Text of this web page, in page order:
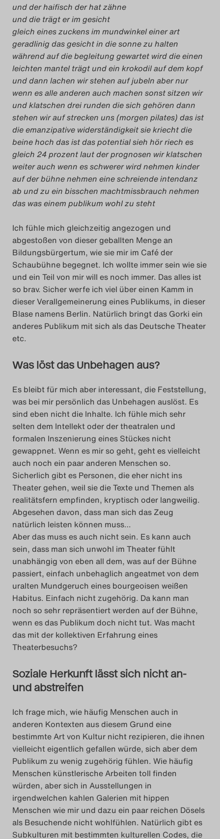
und der haifisch der hat zähne
und die trägt er im gesicht
gleich eines zuckens im mundwinkel einer art
geradlinig das gesicht in die sonne zu halten
während auf die begleitung gewartet wird die einen
leichten mantel trägt und ein krokodil auf dem kopf
und dann lachen wir stehen auf jubeln aber nur
wenn es alle anderen auch machen sonst sitzen wir
und klatschen drei runden die sich gehören dann
stehen wir auf strecken uns (morgen pilates) das ist
die emanzipative widerständigkeit sie kriecht die
beine hoch das ist das potential sieh hör riech es
gleich 24 prozent laut der prognosen wir klatschen
weiter auch wenn es schwerer wird nehmen kinder
auf der bühne nehmen eine schreiende intendanz
ab und zu ein bisschen machtmissbrauch nehmen
das was einem publikum wohl zu steht
Ich fühle mich gleichzeitig angezogen und
abgestoßen von dieser geballten Menge an
Bildungsbürgertum, wie sie mir im Café der
Schaubühne begegnet. Ich wollte immer sein wie sie
und ein Teil von mir will es noch immer. Das alles ist
so brav. Sicher werfe ich viel über einen Kamm in
dieser Verallgemeinerung eines Publikums, in dieser
Blase namens Berlin. Natürlich bringt das Gorki ein
anderes Publikum mit sich als das Deutsche Theater
etc.
Was löst das Unbehagen aus?
Es bleibt für mich aber interessant, die Feststellung,
was bei mir persönlich das Unbehagen auslöst. Es
sind eben nicht die Inhalte. Ich fühle mich sehr
selten dem Intellekt oder der theatralen und
formalen Inszenierung eines Stückes nicht
gewappnet. Wenn es mir so geht, geht es vielleicht
auch noch ein paar anderen Menschen so.
Sicherlich gibt es Personen, die eher nicht ins
Theater gehen, weil sie die Texte und Themen als
realitätsfern empfinden, kryptisch oder langweilig.
Abgesehen davon, dass man sich das Zeug
natürlich leisten können muss…
Aber das muss es auch nicht sein. Es kann auch
sein, dass man sich unwohl im Theater fühlt
unabhängig von eben all dem, was auf der Bühne
passiert, einfach unbehaglich angeatmet von dem
uralten Mundgeruch eines bourgeoisen weißen
Habitus. Einfach nicht zugehörig. Da kann man
noch so sehr repräsentiert werden auf der Bühne,
wenn es das Publikum doch nicht tut. Was macht
das mit der kollektiven Erfahrung eines
Theaterbesuchs?
Soziale Herkunft lässt sich nicht an-
und abstreifen
Ich frage mich, wie häufig Menschen auch in
anderen Kontexten aus diesem Grund eine
bestimmte Art von Kultur nicht rezipieren, die ihnen
vielleicht eigentlich gefallen würde, sich aber dem
Publikum zu wenig zugehörig fühlen. Wie häufig
Menschen künstlerische Arbeiten toll finden
würden, aber sich in Ausstellungen in
irgendwelchen kahlen Galerien mit hippen
Menschen wie mir und dazu ein paar reichen Dösels
als Besuchende nicht wohlfühlen. Natürlich gibt es
Subkulturen mit bestimmten kulturellen Codes, die